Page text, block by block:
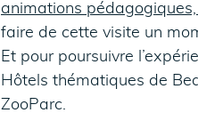
animations
faire de cette visite un
Et pour poursuivre
Hôtels thématiques de
ZooParc.